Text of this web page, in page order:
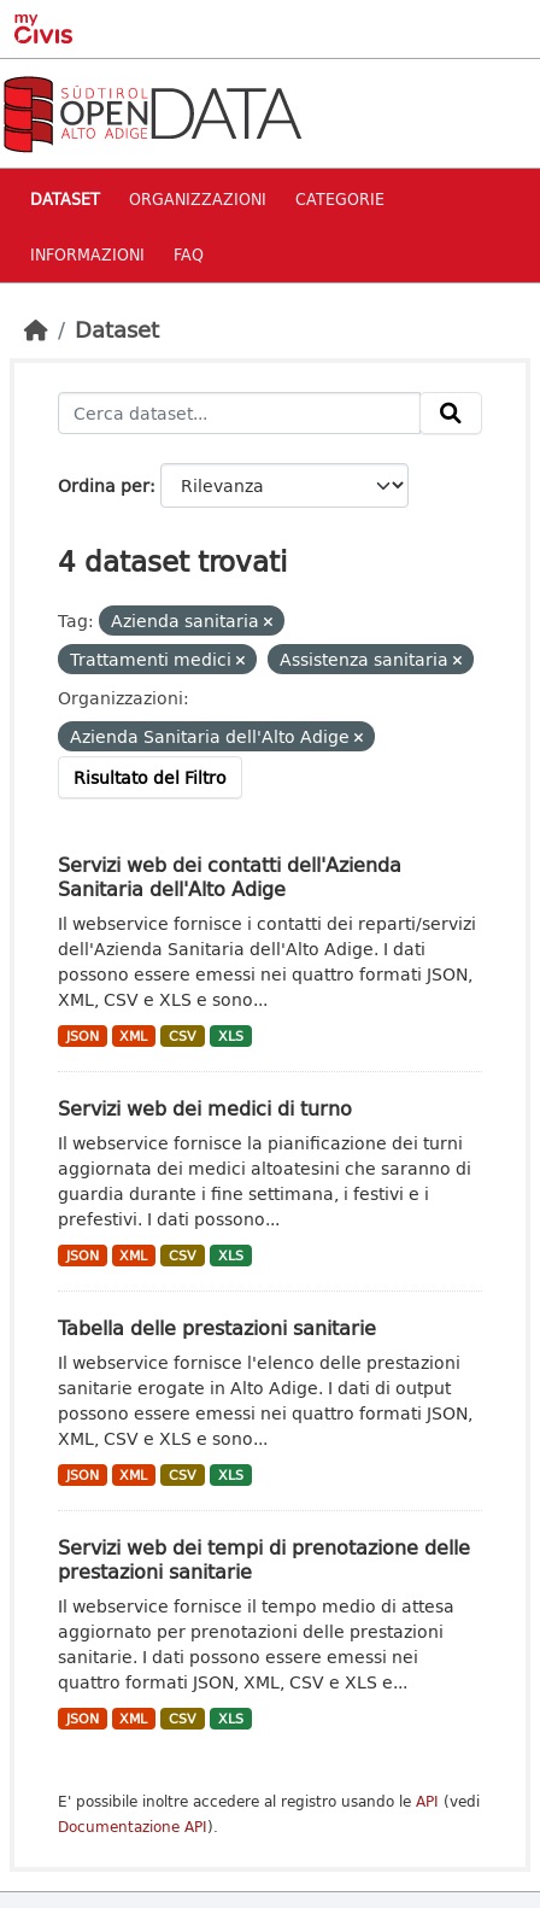
Skip to main content
DATASET ORGANIZZAZIONI CATEGORIE
INFORMAZIONI FAQ
Dataset
Ordina per
4 dataset trovati
Tag:
Azienda sanitaria
Trattamenti medici
Assistenza sanitaria
Organizzazioni:
Azienda Sanitaria dell'Alto Adige
Risultato del Filtro
Servizi web dei contatti dell'Azienda
Sanitaria dell'Alto Adige
Il webservice fornisce i contatti dei reparti/servizi
dell'Azienda Sanitaria dell'Alto Adige. I dati
possono essere emessi nei quattro formati JSON,
XML, CSV e XLS e sono...
JSON XML CSV XLS
Servizi web dei medici di turno
Il webservice fornisce la pianificazione dei turni
aggiornata dei medici altoatesini che saranno di
guardia durante i fine settimana, i festivi e i
prefestivi. I dati possono...
JSON XML CSV XLS
Tabella delle prestazioni sanitarie
Il webservice fornisce l'elenco delle prestazioni
sanitarie erogate in Alto Adige. I dati di output
possono essere emessi nei quattro formati JSON,
XML, CSV e XLS e sono...
JSON XML CSV XLS
Servizi web dei tempi di prenotazione delle
prestazioni sanitarie
Il webservice fornisce il tempo medio di attesa
aggiornato per prenotazioni delle prestazioni
sanitarie. I dati possono essere emessi nei
quattro formati JSON, XML, CSV e XLS e...
JSON XML CSV XLS
E' possibile inoltre accedere al registro usando le API (vedi
Documentazione API).